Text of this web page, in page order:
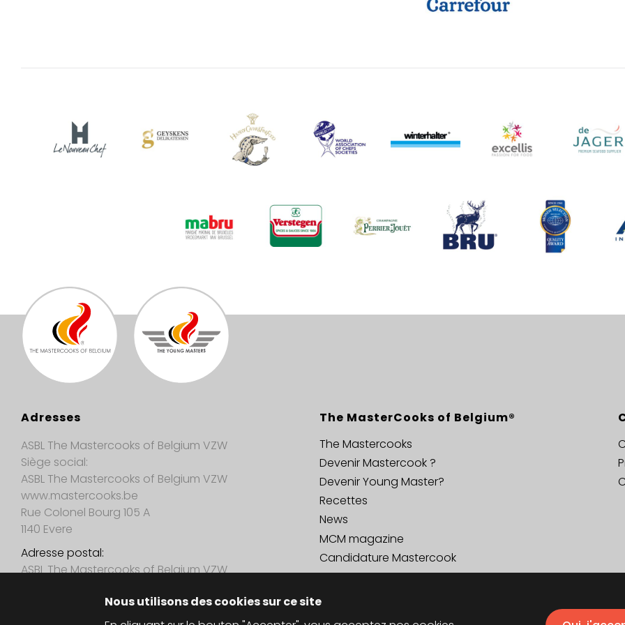
Adresses
ASBL The Mastercooks of Belgium VZW
Siège social:
ASBL The Mastercooks of Belgium VZW
www.mastercooks.be
Rue Colonel Bourg 105 A
1140 Evere
Adresse postal:
ASBL The Mastercooks of Belgium VZW
The MasterCooks of Belgium®
The Mastercooks
Devenir Mastercook ?
Devenir Young Master?
Recettes
News
MCM magazine
Candidature Mastercook
Nous utilisons des cookies sur ce site